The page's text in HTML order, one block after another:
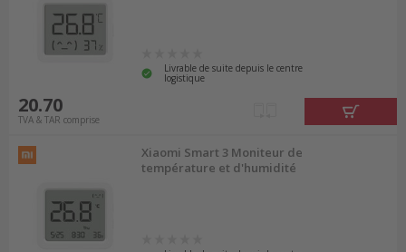
Livrable de suite depuis le centre
logistique
20.70
TVA & TAR comprise
Xiaomi Smart 3 Moniteur de
température et d'humidité